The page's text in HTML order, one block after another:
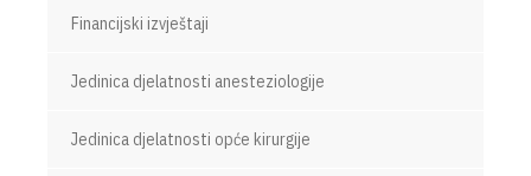
Financijski izvještaji
Jedinica djelatnosti anesteziologije
Jedinica djelatnosti opće kirurgije